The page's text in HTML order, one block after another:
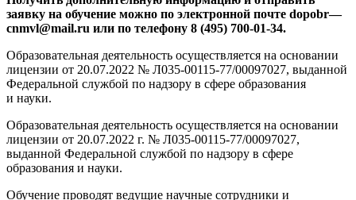
заявку на обучение можно по электронной почте dopobr—
cnmvl@mail.ru или по телефону 8 (495) 700-01-34.
Образовательная деятельность осуществляется на основании
лицензии от 20.07.2022 № Л035-00115-77/00097027, выданной
Федеральной службой по надзору в сфере образования
и науки.
Образовательная деятельность осуществляется на основании
лицензии от 20.07.2022 г. № Л035-00115-77/00097027,
выданной Федеральной службой по надзору в сфере
образования и науки.
Обучение проводят ведущие научные сотрудники и